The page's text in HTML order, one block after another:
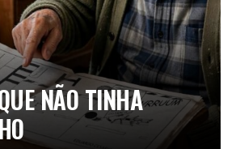
NÃO TINHA